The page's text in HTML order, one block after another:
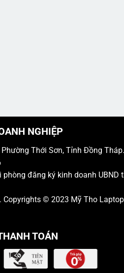
NGHIỆP
Thới Sơn, Tỉnh Đồng Tháp.
đăng ký kinh doanh UBND
Copyrights © 2023 Mỹ Tho Laptop
TOÁN